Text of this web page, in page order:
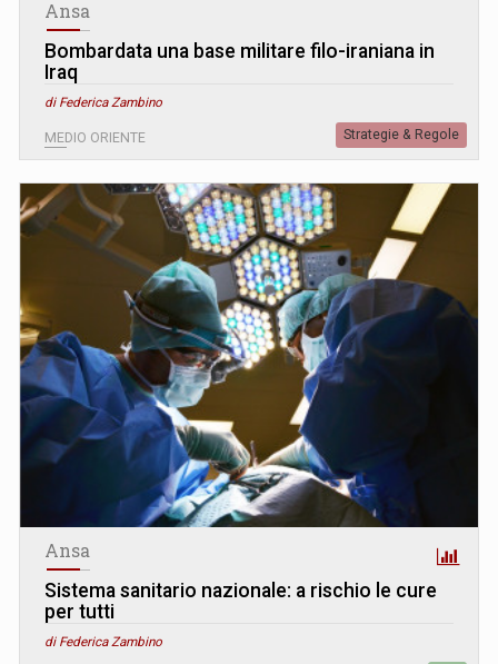
Ansa
Bombardata una base militare filo-iraniana in
Iraq
di Federica Zambino
MEDIO ORIENTE Strategie & Regole
Ansa
Sistema sanitario nazionale: a rischio le cure
per tutti
di Federica Zambino